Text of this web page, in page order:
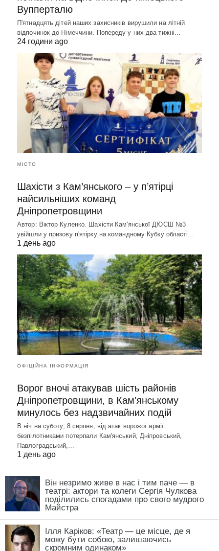
Вупперталю
П'ятнадцять дітей наших захисників вирушили на літній
відпочинок до Німеччини. Попереду у них два тижні…
24 години ago
МІСТО
Шахісти з Кам’янського – у п’ятірці
найсильніших команд
Дніпропетровщини
Автор: Віктор Куленко. Шахісти Кам'янської ДЮСШ №3
увійшли у призову п'ятірку на командному Кубку області…
1 день ago
ОФІЦІЙНА ІНФОРМАЦІЯ
Ворог вночі атакував шість районів
Дніпропетровщини, в Кам’янському
минулось без надзвичайних подій
В ніч на суботу, 8 серпня, від атак ворожої армії
безпілотниками потерпали Кам'янський, Дніпровський,
Павлоградський,…
1 день ago
Він незримо живе в нас і тим паче — в
театрі: актори та колеги Сергія Чулкова
поділились спогадами про свого мудрого
Майстра
Ілля Каріков: «Театр — це місце, де я
можу бути собою, залишаючись
скромним одинаком»